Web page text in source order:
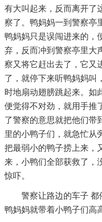
有大叫起来，反而离开了
察了。鸭妈妈一到警察亭
鸭妈妈只是误闯进来的，
弃，反而冲到警察亭里大
察又将它赶出去了，它又
了，就停下来听鸭妈妈叫
时地扇动翅膀跳起来。如
便觉得不对劲，就用手推
了警察的意思就把他们带
里的小鸭子们，就急忙从
把最弱小的鸭子捞上来，
来，小鸭们全部获救了，
惊吓。
警察让路边的车子
鸭妈妈就带着小鸭子们高